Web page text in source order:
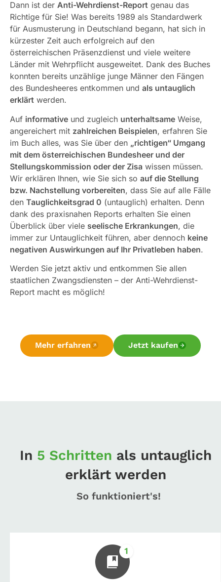
Dann ist der Anti-Wehrdienst-Report genau das
Richtige für Sie! Was bereits 1989 als Standardwerk
für Ausmusterung in Deutschland begann, hat sich in
kürzester Zeit auch erfolgreich auf den
österreichischen Präsenzdienst und viele weitere
Länder mit Wehrpflicht ausgeweitet. Dank des Buches
konnten bereits unzählige junge Männer den Fängen
des Bundesheeres entkommen und als untauglich
erklärt werden.
Auf informative und zugleich unterhaltsame Weise,
angereichert mit zahlreichen Beispielen, erfahren Sie
im Buch alles, was Sie über den „richtigen“ Umgang
mit dem österreichischen Bundesheer und der
Stellungskommission oder der Zisa wissen müssen.
Wir erklären Ihnen, wie Sie sich so auf die Stellung
bzw. Nachstellung vorbereiten, dass Sie auf alle Fälle
den Tauglichkeitsgrad 0 (untauglich) erhalten. Denn
dank des praxisnahen Reports erhalten Sie einen
Überblick über viele seelische Erkrankungen, die
immer zur Untauglichkeit führen, aber dennoch keine
negativen Auswirkungen auf Ihr Privatleben haben.
Werden Sie jetzt aktiv und entkommen Sie allen
staatlichen Zwangsdiensten – der Anti-Wehrdienst-
Report macht es möglich!
Mehr erfahren Jetzt kaufen
In 5 Schritten als untauglich
erklärt werden
So funktioniert's!